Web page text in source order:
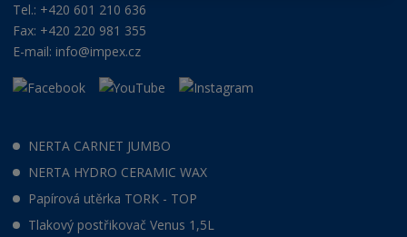
Tel.: +420 601 210 636
Fax: +420 220 981 355
E-mail: info@impex.cz
NERTA CARNET JUMBO
NERTA HYDRO CERAMIC WAX
Papírová utěrka TORK - TOP
Tlakový postřikovač Venus 1,5L